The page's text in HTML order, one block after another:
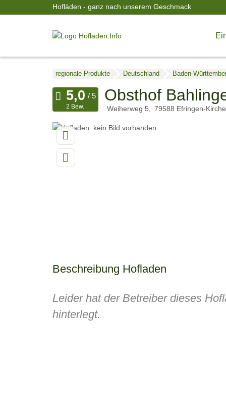
Hofläden - ganz nach unserem Geschmack
regionale Produkte Deutschland Baden-
Obsthof
Weiherweg 5 79588 Efringen-
2 Bew.
Beschreibung Hofladen
Leider hat der Betreiber dieses
hinterlegt.